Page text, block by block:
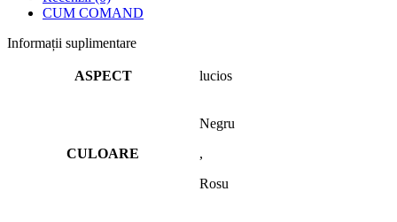
CUM COMAND
Informații suplimentare
ASPECT lucios
CULOARE
Negru
,
Rosu